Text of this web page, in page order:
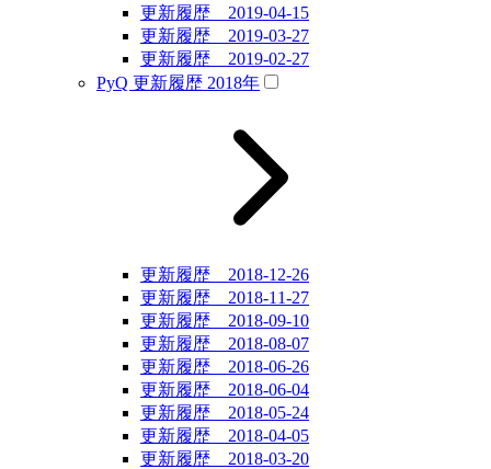
更新履歴 2019-04-15
更新履歴 2019-03-27
更新履歴 2019-02-27
PyQ 更新履歴 2018年
更新履歴 2018-12-26
更新履歴 2018-11-27
更新履歴 2018-09-10
更新履歴 2018-08-07
更新履歴 2018-06-26
更新履歴 2018-06-04
更新履歴 2018-05-24
更新履歴 2018-04-05
更新履歴 2018-03-20